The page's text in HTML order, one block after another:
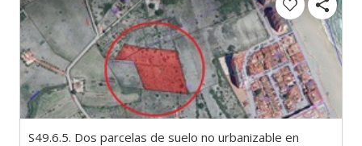
S49.6.5. Dos parcelas de suelo no urbanizable en